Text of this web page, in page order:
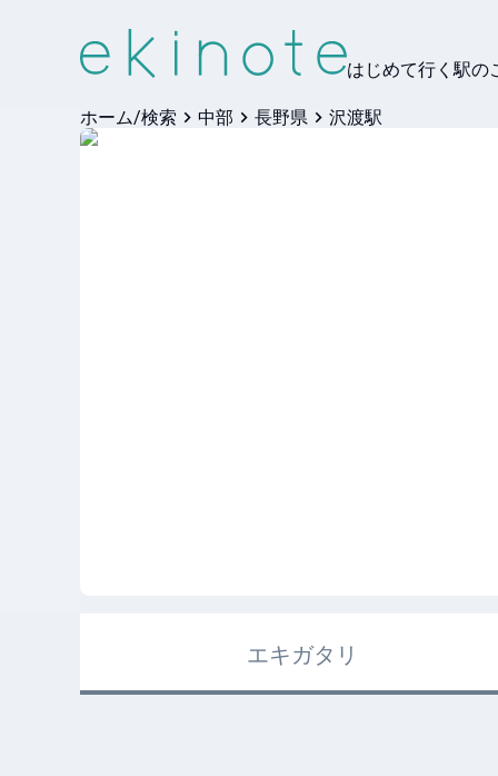
はじめて行く駅の
ホーム/検索 中部 長野県 沢渡駅
エキガタリ